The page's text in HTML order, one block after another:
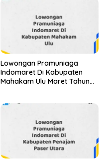
Lowongan Pramuniaga
Indomaret Di Kabupaten
Mahakam Ulu Maret Tahun